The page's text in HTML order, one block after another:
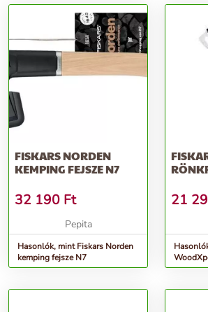
FISKARS NORDEN
KEMPING FEJSZE N7
32 190 Ft
Pepita
Hasonlók, mint Fiskars Norden
kemping fejsze N7
21